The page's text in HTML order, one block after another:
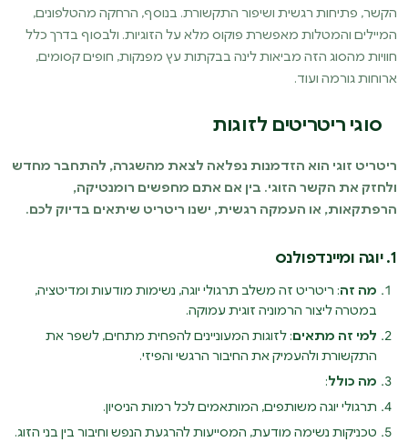
הקשר, פתיחות רגשית ושיפור התקשורת. בנוסף, הרחקה מהטלפונים,
המיילים והמטלות מאפשרת פוקוס מלא על הזוגיות. ולבסוף בדרך כלל
חוויות מהסוג הזה מביאות לינה בבקתות עץ מפנקות, חופים קסומים,
ארוחות גורמה ועוד.
סוגי ריטריטים לזוגות
ריטריט זוגי הוא הזדמנות נפלאה לצאת מהשגרה, להתחבר מחדש
ולחזק את הקשר הזוגי. בין אם אתם מחפשים רומנטיקה,
הרפתקאות, או העמקה רגשית, ישנו ריטריט שיתאים בדיוק לכם.
1. יוגה ומיינדפולנס
מה זה: ריטריט זה משלב תרגולי יוגה, נשימות מודעות ומדיטציה,
במטרה ליצור הרמוניה זוגית עמוקה.
למי זה מתאים: לזוגות המעוניינים להפחית מתחים, לשפר את
התקשורת ולהעמיק את החיבור הרגשי והפיזי.
מה כולל:
תרגולי יוגה משותפים, המותאמים לכל רמות הניסיון.
טכניקות נשימה מודעת, המסייעות להרגעת הנפש וחיבור בין בני הזוג.